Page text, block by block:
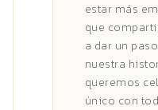
estar más
que
a dar un
nuestra
queremos
único con